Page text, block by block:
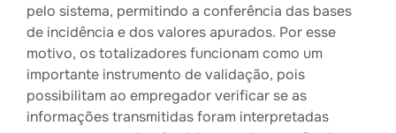
pelo sistema, permitindo a conferência das bases
de incidência e dos valores apurados. Por esse
motivo, os totalizadores funcionam como um
importante instrumento de validação, pois
possibilitam ao empregador verificar se as
informações transmitidas foram interpretadas